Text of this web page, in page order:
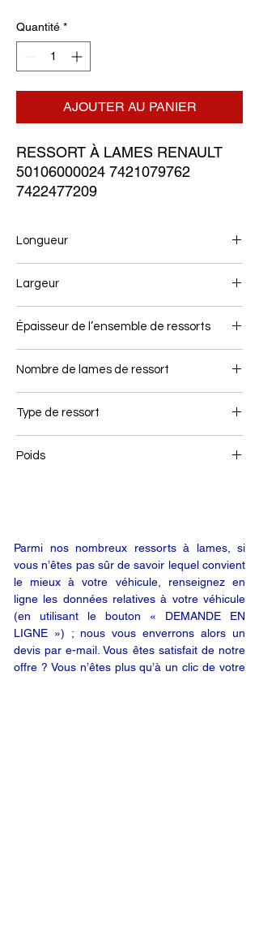
Quantité *
AJOUTER AU PANIER
RESSORT À LAMES RENAULT
50106000024 7421079762
7422477209
Longueur
Largeur
Épaisseur de l’ensemble de ressorts
Nombre de lames de ressort
Type de ressort
Poids
Parmi nos nombreux ressorts à lames, si
vous n’êtes pas sûr de savoir lequel convient
le mieux à votre véhicule, renseignez en
ligne les données relatives à votre véhicule
(en utilisant le bouton « DEMANDE EN
LIGNE ») ; nous vous enverrons alors un
devis par e-mail. Vous êtes satisfait de notre
offre ? Vous n’êtes plus qu’à un clic de votre